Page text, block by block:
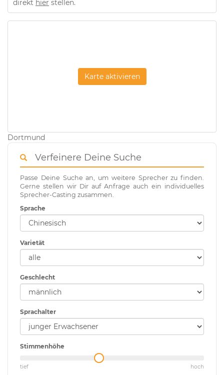
direkt hier stellen.
Karte aktivieren
Dortmund
Verfeinere Deine Suche
Passe Deine Suche an, um weitere Sprecher zu finden.
Gerne stellen wir Dir auf Anfrage auch ein individuelles
Sprecher-Casting zusammen.
Sprache
Varietät
Geschlecht
Sprachalter
Stimmenhöhe
tief hoch